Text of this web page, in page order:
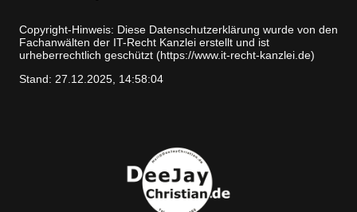
Copyright-Hinweis: Diese Datenschutzerklärung wurde von den
Fachanwälten der IT-Recht Kanzlei erstellt und ist
urheberrechtlich geschützt (https://www.it-recht-kanzlei.de)
Stand: 27.12.2025, 14:58:04